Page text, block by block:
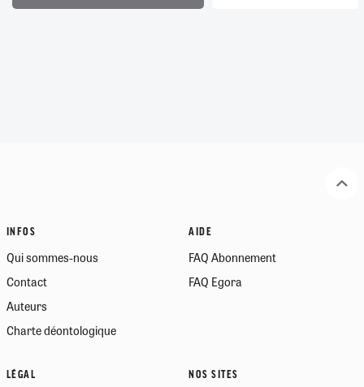
INFOS
Qui sommes-nous
Contact
Auteurs
Charte déontologique
AIDE
FAQ Abonnement
FAQ Egora
LÉGAL NOS SITES